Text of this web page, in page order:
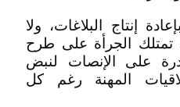
إنتاج البلاغات، ولا
تمتلك الجرأة على طرح
على الإنصات لنبض
المهنة رغم كل